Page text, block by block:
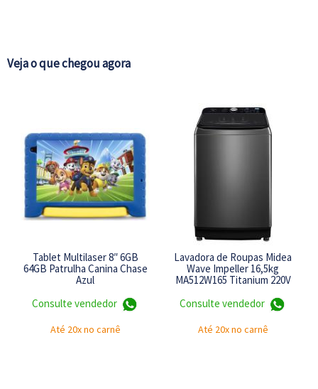
Veja o que chegou agora
Tablet Multilaser 8″ 6GB
64GB Patrulha Canina Chase
Azul
Consulte vendedor
Até 20x no carnê
Lavadora de Roupas Midea
Wave Impeller 16,5kg
MA512W165 Titanium 220V
Consulte vendedor
Até 20x no carnê